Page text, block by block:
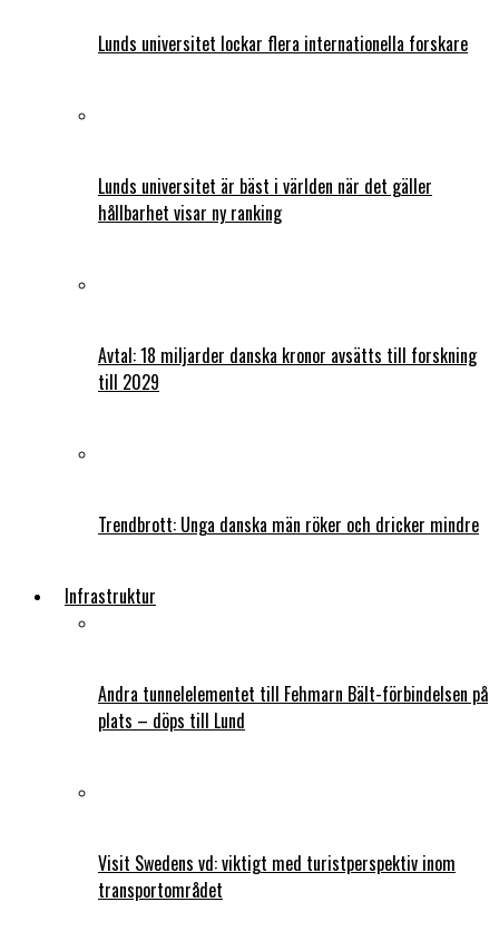
Lunds universitet lockar flera internationella forskare
Lunds universitet är bäst i världen när det gäller
hållbarhet visar ny ranking
Avtal: 18 miljarder danska kronor avsätts till forskning
till 2029
Trendbrott: Unga danska män röker och dricker mindre
Infrastruktur
Andra tunnelelementet till Fehmarn Bält-förbindelsen på
plats – döps till Lund
Visit Swedens vd: viktigt med turistperspektiv inom
transportområdet